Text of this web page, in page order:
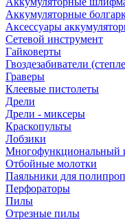
Аккумуляторные
Аксессуары
Сетевой инструмент
Гайковерты
Гвоздезабиватели
Граверы
Клеевые пистолеты
Дрели
Дрели - миксеры
Краскопульты
Лобзики
Многофункциональный
Отбойные молотки
Паяльники для
Перфораторы
Пилы
Отрезные пилы